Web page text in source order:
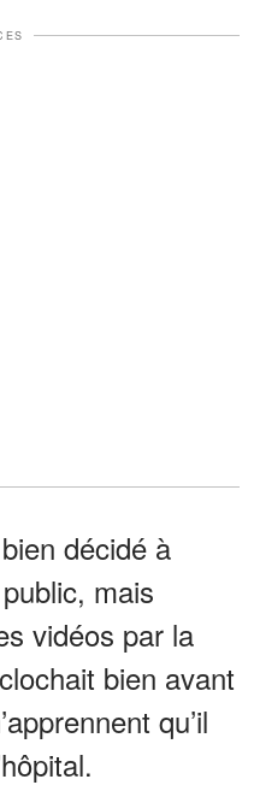
décidé à
mais
vidéos par la
bien avant
qu’il